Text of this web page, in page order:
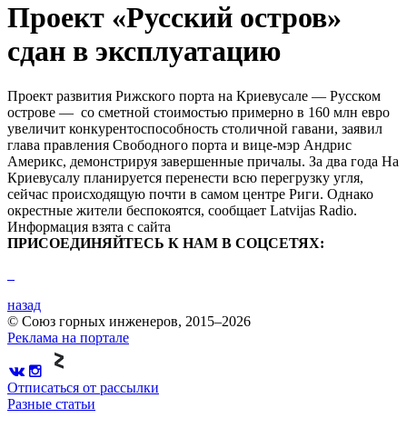
Проект «Русский остров»
сдан в эксплуатацию
Проект развития Рижского порта на Криевусале — Русском
острове — со сметной стоимостью примерно в 160 млн евро
увеличит конкурентоспособность столичной гавани, заявил
глава правления Свободного порта и вице-мэр Андрис
Америкс, демонстрируя завершенные причалы. За два года На
Криевусалу планируется перенести всю перегрузку угля,
сейчас происходящую почти в самом центре Риги. Однако
окрестные жители беспокоятся, сообщает Latvijas Radio.
Информация взята с сайта
ПРИСОЕДИНЯЙТЕСЬ К НАМ В СОЦСЕТЯХ:
назад
© Союз горных инженеров, 2015–2026
Реклама на портале
Отписаться от рассылки
Разные статьи